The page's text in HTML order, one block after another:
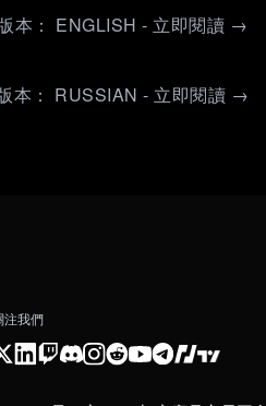
本： ENGLISH - 立即閱讀 →
本： RUSSIAN - 立即閱讀 →
注我們